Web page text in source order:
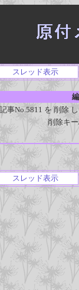
スレッド表示
記事No.5811 を 削除
削除キ
スレッド表示